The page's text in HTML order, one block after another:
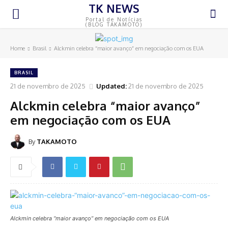
TK NEWS
Portal de Notícias
(BLOG TAKAMOTO)
Home Brasil Alckmin celebra “maior avanço” em negociação com os EUA
BRASIL
21 de novembro de 2025 Updated:21 de novembro de 2025
Alckmin celebra “maior avanço”
em negociação com os EUA
By TAKAMOTO
Alckmin celebra “maior avanço” em negociação com os EUA